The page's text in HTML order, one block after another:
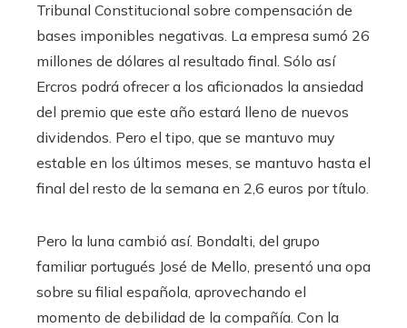
Tribunal Constitucional sobre compensación de
bases imponibles negativas. La empresa sumó 26
millones de dólares al resultado final. Sólo así
Ercros podrá ofrecer a los aficionados la ansiedad
del premio que este año estará lleno de nuevos
dividendos. Pero el tipo, que se mantuvo muy
estable en los últimos meses, se mantuvo hasta el
final del resto de la semana en 2,6 euros por título.
Pero la luna cambió así. Bondalti, del grupo
familiar portugués José de Mello, presentó una opa
sobre su filial española, aprovechando el
momento de debilidad de la compañía. Con la